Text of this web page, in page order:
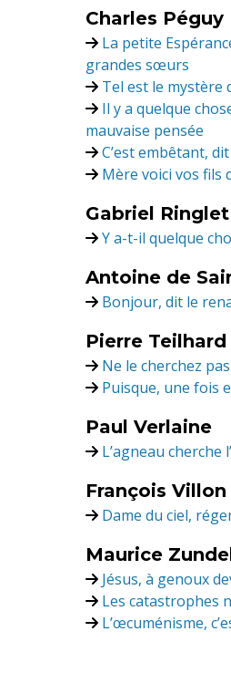
Charles Péguy
La petite
grandes sœurs
Tel est le mystère
Il y a quelque
mauvaise pensée
C’est embêtant,
Mère voici vos fils
Gabriel Ringlet
Y a-t-il quelque
Antoine de
Bonjour, dit le
Pierre
Ne le cherchez
Puisque, une fois
Paul Verlaine
L’agneau cherche
François Villon
Dame du ciel,
Maurice
Jésus, à genoux
Les catastrophes
L’œcuménisme,